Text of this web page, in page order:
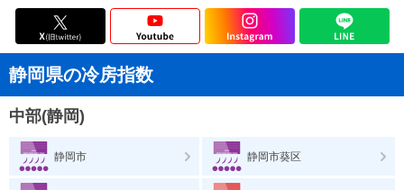
静岡県の冷房指数
中部(静岡)
静岡市 静岡市葵区